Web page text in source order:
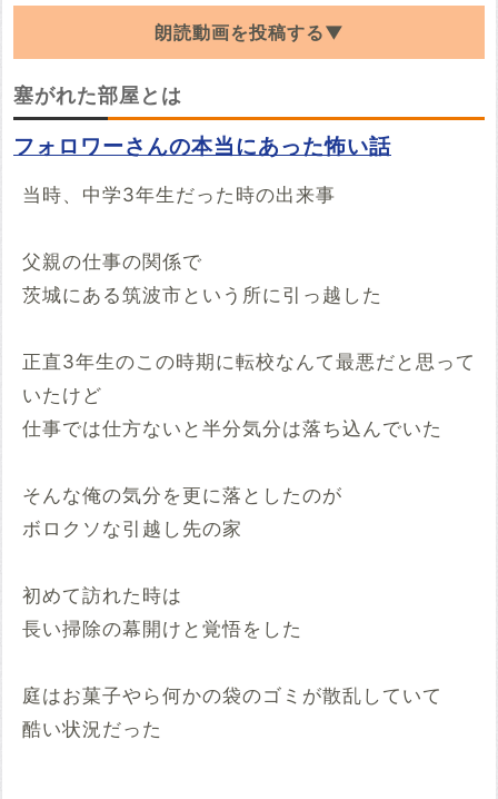
朗読動画を投稿する▼
「塞がれた部屋」の朗読動画を探しています。
YouTubeでこの話の朗読動画を見つけたらぜ
ひ投稿していってください。
※YouTubeのURL
例：https://www.youtube.com/watch?v=***********
例：https://youtu.be/***********
再生開始の時間を指定する場合は入力してください
塞がれた部屋とは
フォロワーさんの本当にあった怖い話
当時、中学3年生だった時の出来事
父親の仕事の関係で
茨城にある筑波市という所に引っ越した
正直3年生のこの時期に転校なんて最悪だと思って
いたけど
仕事では仕方ないと半分気分は落ち込んでいた
そんな俺の気分を更に落としたのが
ボロクソな引越し先の家
初めて訪れた時は
長い掃除の幕開けと覚悟をした
庭はお菓子やら何かの袋のゴミが散乱していて
酷い状況だった